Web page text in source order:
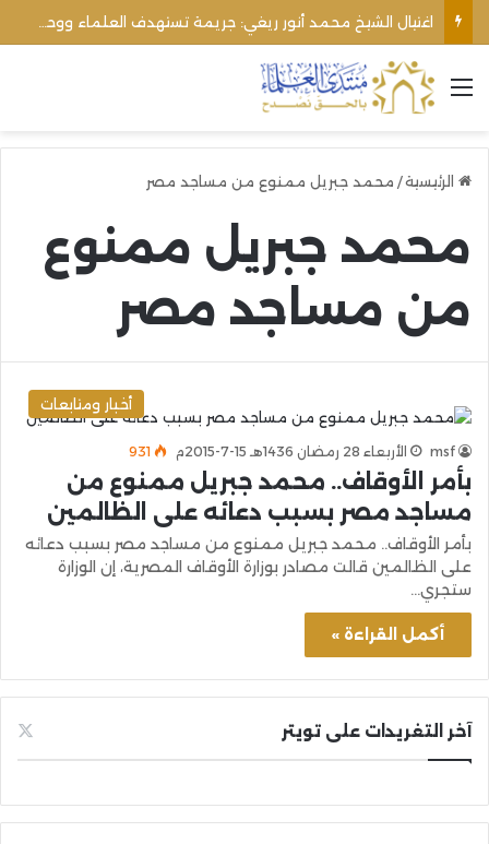
القائمة
الرئيسية/ محمد جبريل ممنوع من مساجد مصر
محمد جبريل ممنوع
من مساجد مصر
أخبار ومتابعات
msf الأربعاء 28 رمضان 1436هـ 15-7-2015م 931
بأمر الأوقاف.. محمد جبريل ممنوع من
مساجد مصر بسبب دعائه على الظالمين
بأمر الأوقاف.. محمد جبريل ممنوع من مساجد مصر بسبب دعائه
على الظالمين قالت مصادر بوزارة الأوقاف المصرية، إن الوزارة
ستجري…
أكمل القراءة »
آخر التغريدات على تويتر